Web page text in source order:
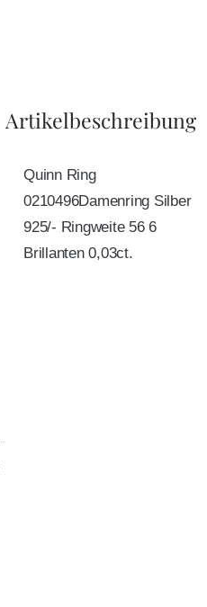
Artikelbeschreibung
Quinn Ring
0210496Damenring Silber
925/- Ringweite 56 6
Brillanten 0,03ct.